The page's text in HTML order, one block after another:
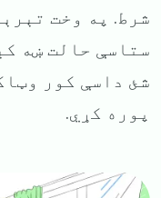
شرط. په وخت
ستاسې حالت ښه
شئ داسې کور
پوره کړي.
Image